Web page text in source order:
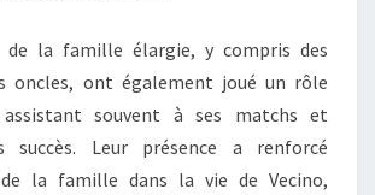
de la famille élargie, y compris des
oncles, ont également joué un rôle
souvent à ses matchs et
succès. Leur présence a renforcé
de la famille dans la vie de Vecino,